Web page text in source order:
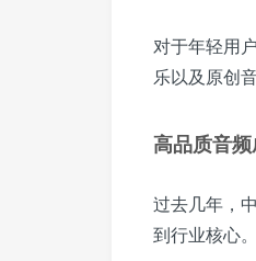
对于年轻用
乐以及原创
高品质音
过去几年，
到行业核心。